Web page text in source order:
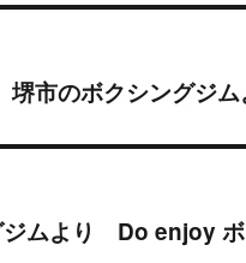
市のボクシングジ
ムより Do enjoy